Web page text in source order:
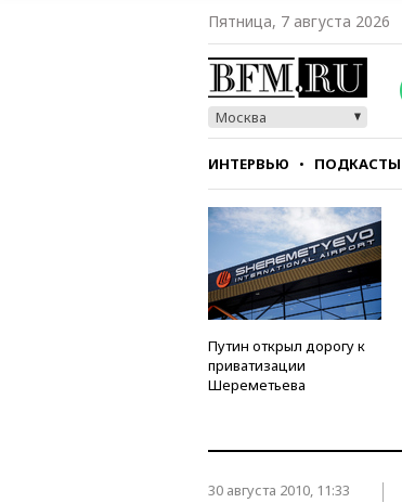
Пятница, 7 августа 2026
Москва
ИНТЕРВЬЮ ПОДКАСТЫ
СТИЛЬ ТЕСТЫ
Путин открыл дорогу к
приватизации
Шереметьева
30 августа 2010, 11:33